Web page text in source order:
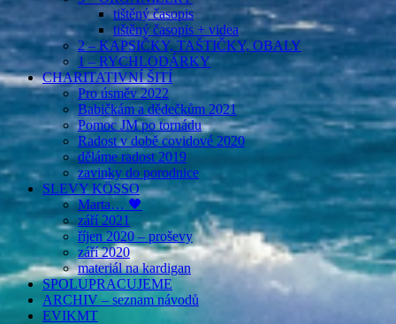
tištěný časopis
tištěný časopis + videa
2 – KAPSIČKY, TAŠTIČKY, OBALY
1 – RYCHLODÁRKY
CHARITATIVNÍ ŠITÍ
Pro úsměv 2022
Babičkám a dědečkům 2021
Pomoc JM po tornádu
Radost v době covidové 2020
děláme radost 2019
zavinky do porodnice
SLEVY KÖSSO
Marta… 🖤
září 2021
říjen 2020 – proševy
září 2020
materiál na kardigan
SPOLUPRACUJEME
ARCHIV – seznam návodů
EVIKMT